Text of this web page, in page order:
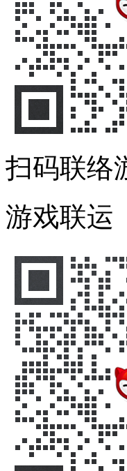
扫码联络
游戏联运